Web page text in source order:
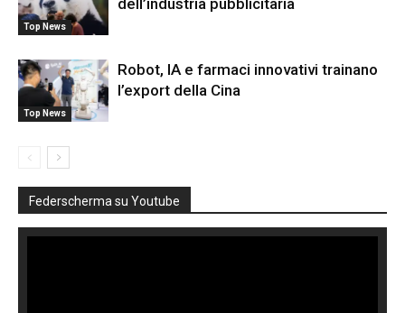
Top News
dell’industria pubblicitaria
Top News
Robot, IA e farmaci innovativi trainano
l’export della Cina
Federscherma su Youtube